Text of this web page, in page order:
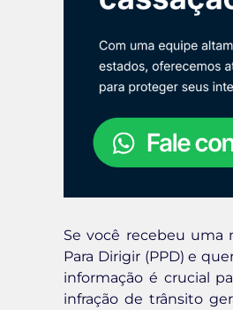
Se você recebeu uma
Para Dirigir (PPD) e
informação é crucial
infração de trânsito